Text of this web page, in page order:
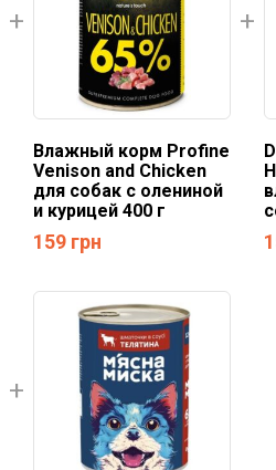
Влажный корм Profine
Venison and Chicken
для собак с олениной
и курицей 400 г
159 грн